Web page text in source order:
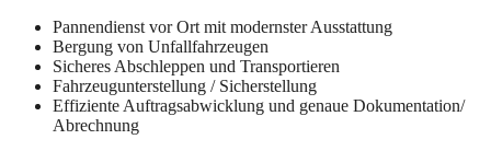
Pannendienst vor Ort mit modernster Ausstattung
Bergung von Unfallfahrzeugen
Sicheres Abschleppen und Transportieren
Fahrzeugunterstellung / Sicherstellung
Effiziente Auftragsabwicklung und genaue Dokumentation/
Abrechnung